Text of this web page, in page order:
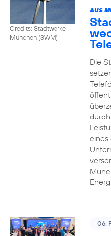
Credits: Stadtwerke
München (SWM)
AUS
Die
eines
06.